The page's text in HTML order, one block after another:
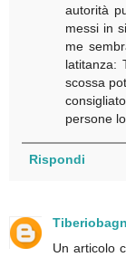
autorità
messi in
me
latitanza:
scossa
persone
Rispondi
Un articolo